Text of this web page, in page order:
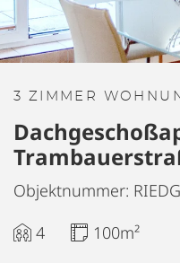
3 ZIMMER
Objektnummer:
4
100m²